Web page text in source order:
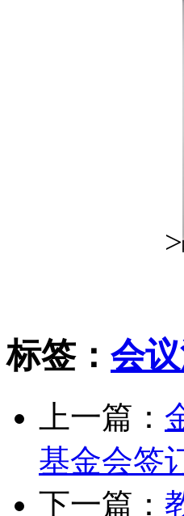
>
标签： 会
上一篇：
基金会签
下一篇：